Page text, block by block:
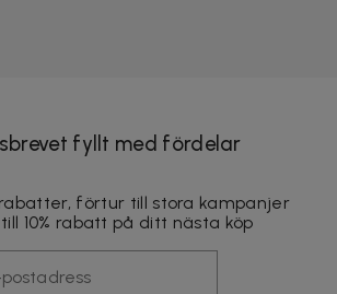
fyllt med fördelar
förtur till stora kampanjer
10% rabatt på ditt nästa köp